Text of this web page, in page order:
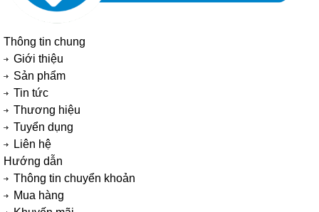
Thông tin chung
Giới thiệu
Sản phẩm
Tin tức
Thương hiệu
Tuyển dụng
Liên hệ
Hướng dẫn
Thông tin chuyển khoản
Mua hàng